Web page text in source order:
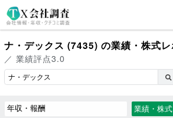
ナ・デックス (7435) の業績・株式レ
／ 業績評点3.0
年収・報酬
業績・株式